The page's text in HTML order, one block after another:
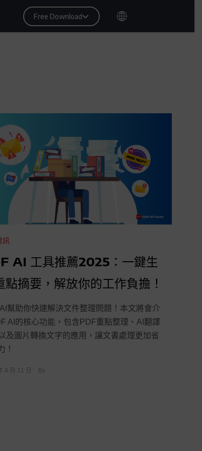
Free Download
訊
AI 工具推薦2025：一鍵生
點摘要，解放你的工作負擔！
幫助你快速解決文件整理問題！本文將會介
AI的核心功能，包含PDF重點整理、AI翻譯
及圖片轉換文字的應用，讓文書處理更加省
！
4 月 11 日 By